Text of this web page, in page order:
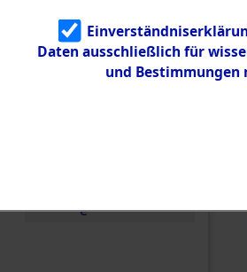
Identifizierun
g
5.3.3
Todesmärsch
e
Daten ausschließlich für
und Bestimmungen